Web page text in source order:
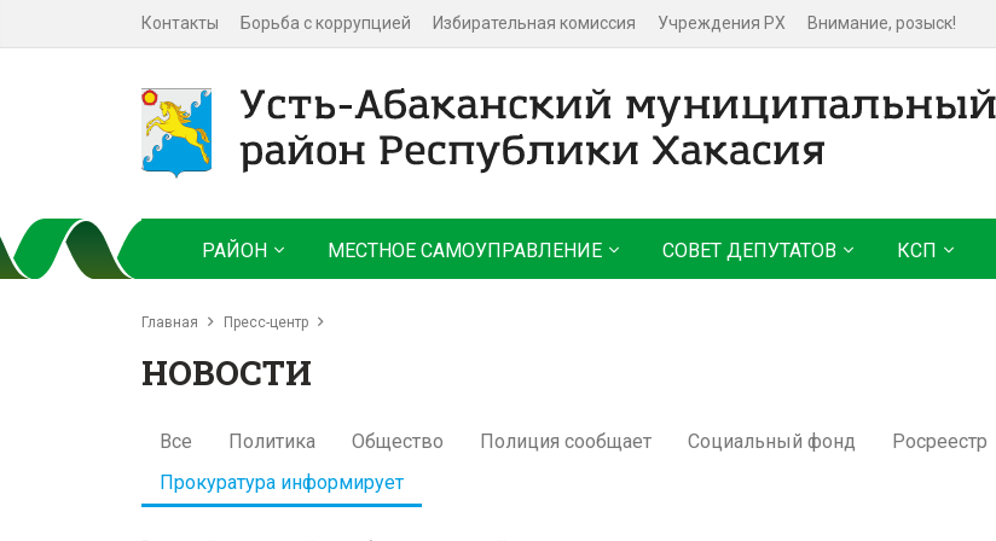
Контакты Борьба с коррупцией Избирательная комиссия Учреждения РХ Внимание, розыск!
РАЙОН МЕСТНОЕ САМОУПРАВЛЕНИЕ СОВЕТ ДЕПУТАТОВ КСП
Главная Пресс-центр
НОВОСТИ
Все Политика Общество Полиция сообщает Социальный фонд
Росреестр
Прокуратура информирует